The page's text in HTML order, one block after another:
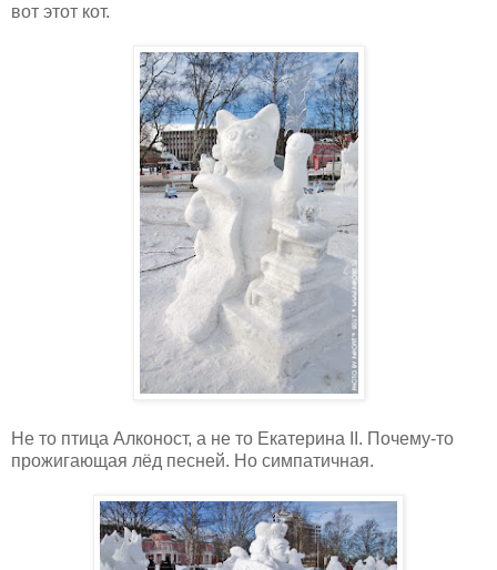
вот этот кот.
Не то птица Алконост, а не то Екатерина
. Почему-то
прожигающая лёд песней. Но симпатичная.